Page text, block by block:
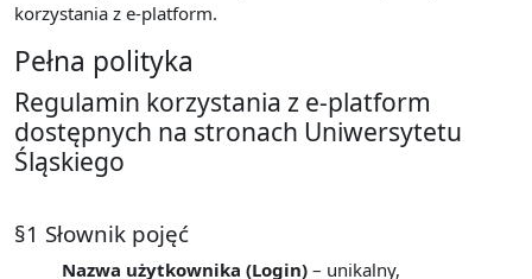
korzystania z e-platform.
Pełna polityka
Regulamin korzystania z e-platform
dostępnych na stronach Uniwersytetu
Śląskiego
§1 Słownik pojęć
Nazwa użytkownika (Login) – unikalny,